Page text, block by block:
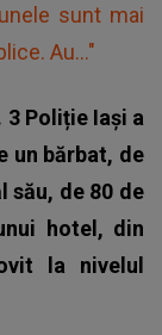
sunt mai
Au..."
3 Poliție Iași a
un bărbat, de
său, de 80 de
hotel, din
la nivelul